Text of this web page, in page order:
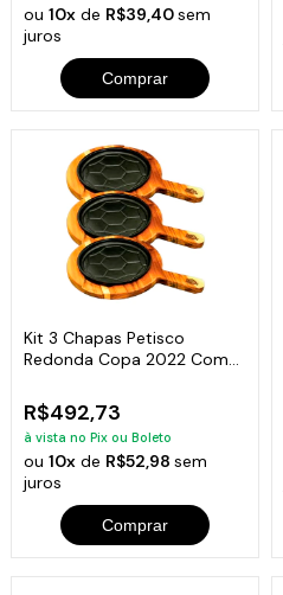
ou10x de R$39,40sem
juros
Comprar
Kit 3 Chapas Petisco
Redonda Copa 2022 Com
R$492,73
à vista no Pix ou Boleto
ou10x de R$52,98sem
juros
Comprar